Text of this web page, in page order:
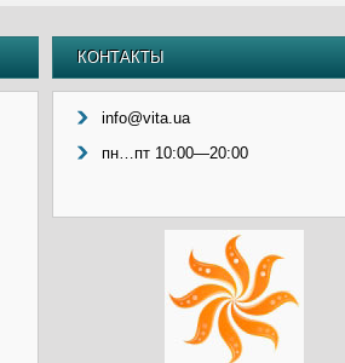
КОНТАКТЫ
info@vita.ua
пн…пт 10:00—20:00